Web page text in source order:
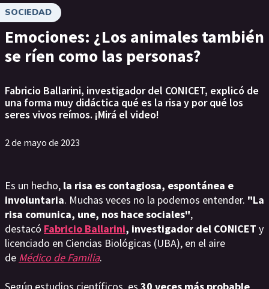
SOCIEDAD
Emociones: ¿Los animales también
se ríen como las personas?
Fabricio Ballarini, investigador del CONICET, explicó de
una forma muy didáctica qué es la risa y por qué los
seres vivos reímos. ¡Mirá el video!
2 de mayo de 2023
Es un hecho, la risa es contagiosa, espontánea e
involuntaria. Muchas veces no la podemos entender. "La
risa comunica, une, nos hace sociales",
destacó Fabricio Ballarini, investigador del CONICET y
licenciado en Ciencias Biológicas (UBA), en el aire
de Médico de Familia.